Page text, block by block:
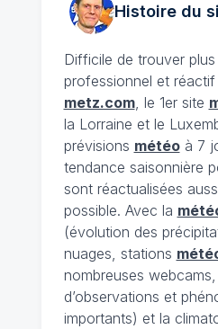
Histoire du
Difficile de trouver plus
professionnel et réactif
metz.com, le 1er site
la Lorraine et le
prévisions météoà 7
tendance saisonnière
sont réactualisées
possible. Avec la
(évolution des
nuages, stations
nombreuses
d’observations et
importants) et la